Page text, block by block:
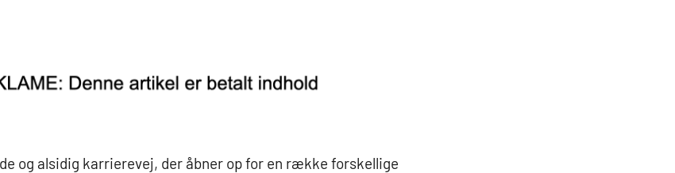
og alsidig karrierevej, der åbner op for en række forskellige